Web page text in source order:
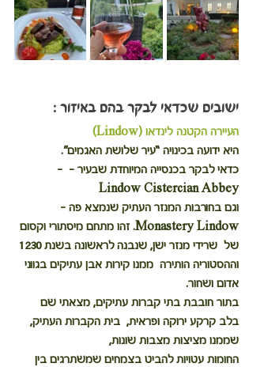
ישובים שכדאי לבקר בהם באיזור :
העיירה הקטנה לינדאו (Lindow)
היא ידועה בכינויה “עיר שלושת האגמים”.
כדאי לבקר בכנסייה המיוחדת שבעיר -  -
Lindow Cistercian Abbey
וגם בחורבות המנזר העתיק שנמצא פה –
Monastery Lindow. זהו מתחם מיסתורי וקסום
וההסטוריה הותירה  ממנו קירות אבן עתיקים בגווני
אדום ושחור.
בתור חובבת בתי קברות עתיקים, מצאתי שם
בלב קרקע ירוקה ופראית,  בית הקברות העתיק,
שממנו מציצות מצבות שונות,
החומות עטויות להביט בצמחים שמשתרגים בין